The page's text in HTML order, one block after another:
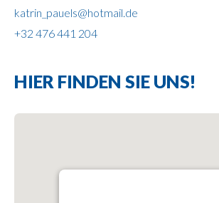
katrin_pauels@hotmail.de
+32 476 441 204
HIER FINDEN SIE UNS!